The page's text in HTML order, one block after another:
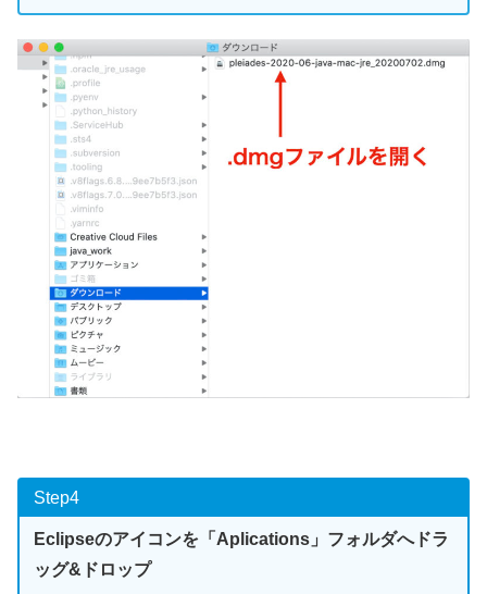
Step4
Eclipseのアイコンを「Aplications」フォルダへドラ
ッグ&ドロップ